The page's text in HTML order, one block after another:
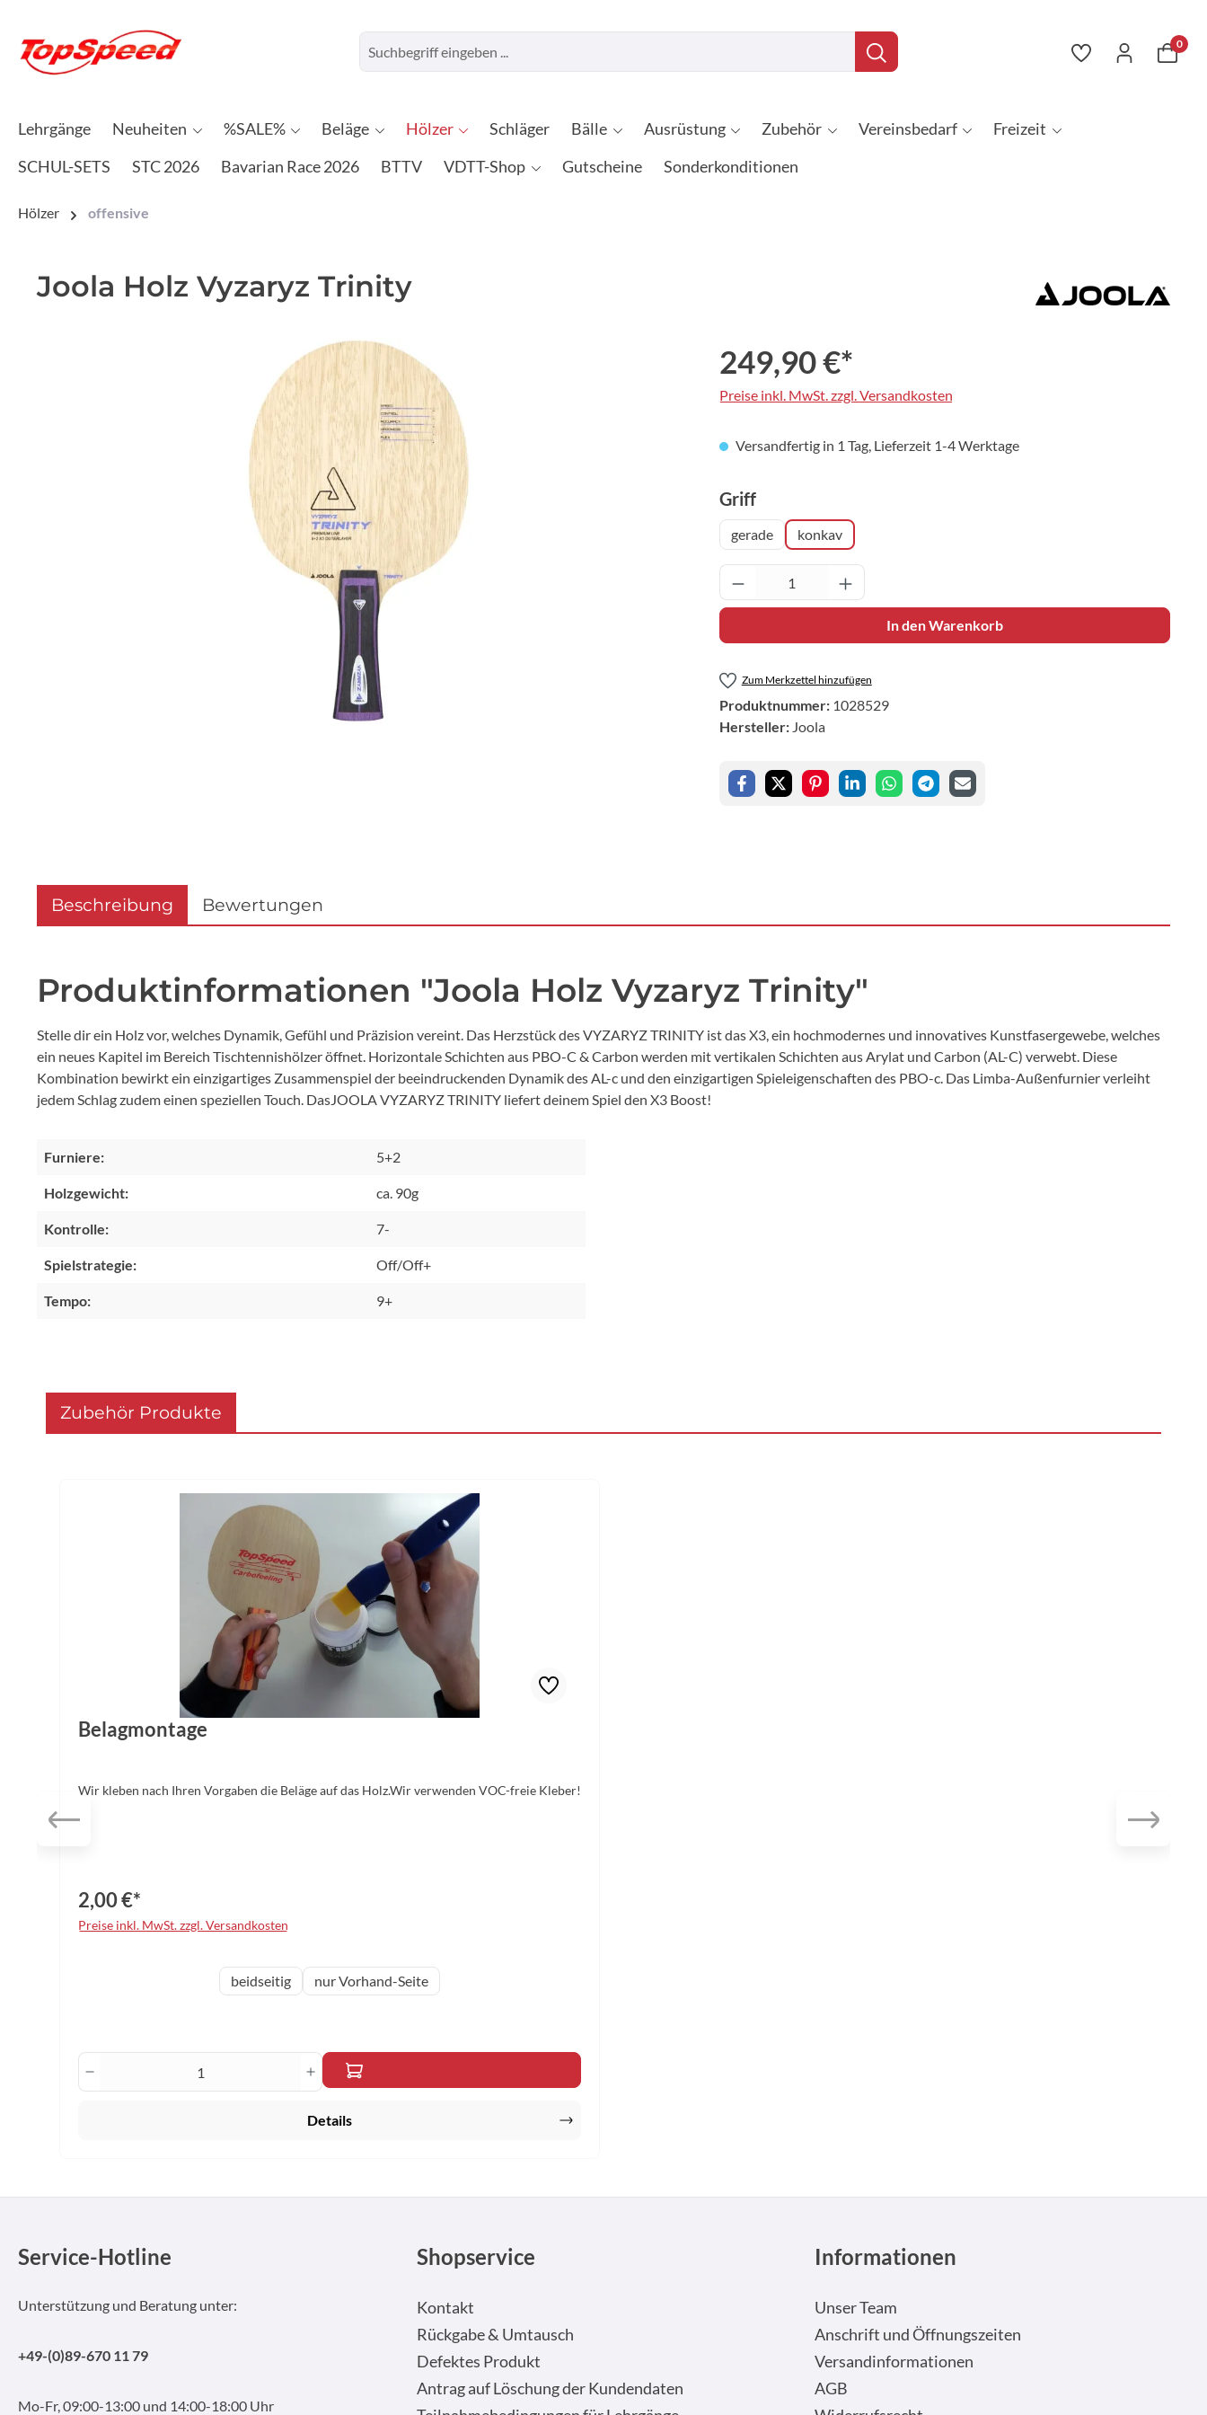
0
Lehrgänge Neuheiten %SALE% Beläge Hölzer Schläger Bälle Ausrüstung Zubehör Vereinsbedarf
Freizeit
SCHUL-SETS
STC 2026 Bavarian Race 2026 BTTV VDTT-Shop Gutscheine Sonderkonditionen
Hölzer offensive
Joola Holz Vyzaryz Trinity
249,90 €*
Preise inkl. MwSt. zzgl. Versandkosten
Versandfertig in 1 Tag, Lieferzeit 1-4 Werktage
Griffauswählen
gerade konkav
Produkt Anzahl: Gib den gewünschten Wert ein
In den Warenkorb
Zum Merkzettel hinzufügen
Produktnummer: 1028529
Hersteller: Joola
Beschreibung Bewertungen
Produktinformationen "Joola Holz Vyzaryz Trinity"
Stelle dir ein Holz vor, welches Dynamik, Gefühl und Präzision vereint. Das Herzstück des VYZARYZ TRINITY ist das X3, ein hochmodernes und innovatives Kunstfasergewebe, welches
ein neues Kapitel im Bereich Tischtennishölzer öffnet. Horizontale Schichten aus PBO-C & Carbon werden mit vertikalen Schichten aus Arylat und Carbon (AL-C) verwebt. Diese
Kombination bewirkt ein einzigartiges Zusammenspiel der beeindruckenden Dynamik des AL-c und den einzigartigen Spieleigenschaften des PBO-c. Das Limba-Außenfurnier verleiht
jedem Schlag zudem einen speziellen Touch. DasJOOLA VYZARYZ TRINITY liefert deinem Spiel den X3 Boost!
Furniere: 5+2
Holzgewicht: ca. 90g
Kontrolle: 7-
Spielstrategie: Off/Off+
Tempo: 9+
Zubehör Produkte
Belagmontage
Wir kleben nach Ihren Vorgaben die Beläge auf das Holz.Wir verwenden VOC-freie Kleber!
2,00 €*
Preise inkl. MwSt. zzgl. Versandkosten
auswählenbeidseitig nur Vorhand-Seite
Produkt Anzahl: Gib den gewünschten Wert ein oder benutze die Schaltflächen um die Anzahl zu erhöhen oder zu
Details
Service-Hotline
Unterstützung und Beratung unter:
+49-(0)89-670 11 79
Mo-Fr, 09:00-13:00 und 14:00-18:00 Uhr
Shopservice
Kontakt
Rückgabe & Umtausch
Defektes Produkt
Antrag auf Löschung der Kundendaten
Informationen
Unser Team
Anschrift und Öffnungszeiten
Versandinformationen
AGB